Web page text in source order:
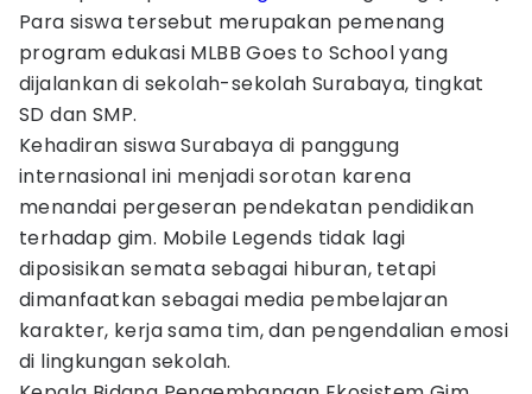
Para siswa tersebut merupakan pemenang
program edukasi MLBB Goes to School yang
dijalankan di sekolah-sekolah Surabaya, tingkat
SD dan SMP.
Kehadiran siswa Surabaya di panggung
internasional ini menjadi sorotan karena
menandai pergeseran pendekatan pendidikan
terhadap gim. Mobile Legends tidak lagi
diposisikan semata sebagai hiburan, tetapi
dimanfaatkan sebagai media pembelajaran
karakter, kerja sama tim, dan pengendalian emosi
di lingkungan sekolah.